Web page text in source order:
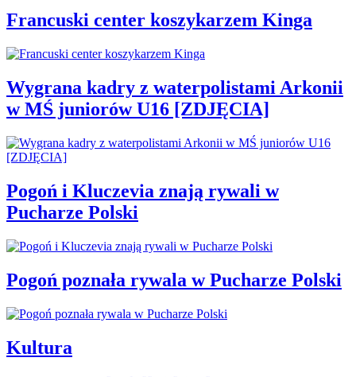
Francuski center koszykarzem Kinga
Wygrana kadry z waterpolistami Arkonii
w MŚ juniorów U16 [ZDJĘCIA]
Pogoń i Kluczevia znają rywali w
Pucharze Polski
Pogoń poznała rywala w Pucharze Polski
Kultura